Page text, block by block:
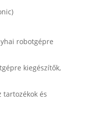
robotgépre
kiegészítők,
tartozékok és